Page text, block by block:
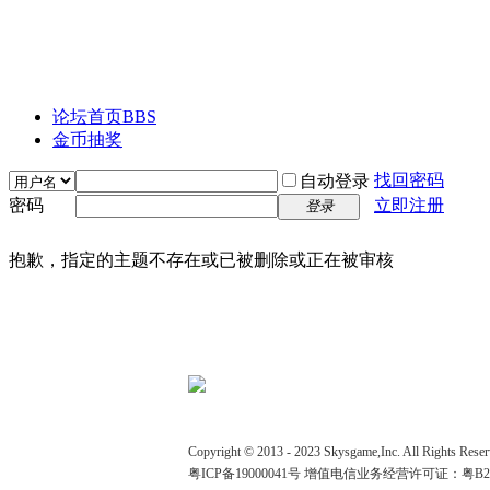
论坛首页BBS
金币抽奖
自动登录 找回密码
密码
登录 立即注册
抱歉，指定的主题不存在或已被删除或正在被审核
Copyright © 2013 - 2023 Skysgame,Inc. All Rights
粤ICP备19000041号 增值电信业务经营许可证：粤